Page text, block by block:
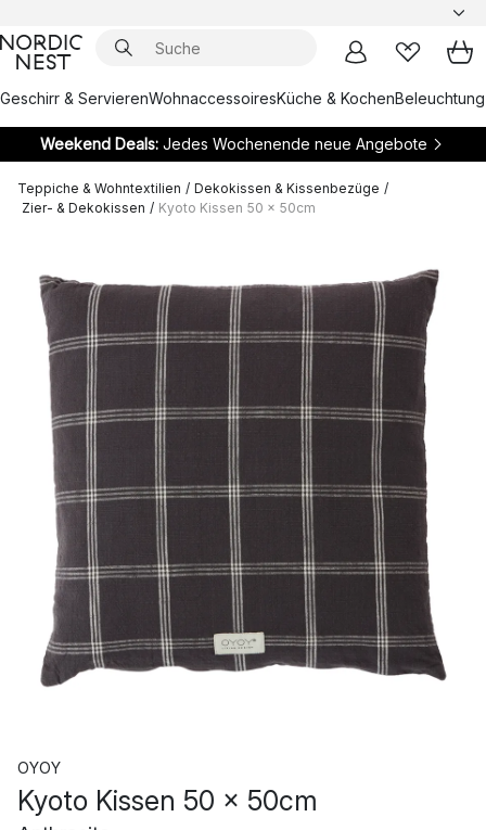
Geschirr & ServierenWohnaccessoiresKüche & KochenBeleuchtung
Weekend Deals:Jedes Wochenende neue Angebote
Teppiche & Wohntextilien / Dekokissen & Kissenbezüge /
Zier- & Dekokissen / Kyoto Kissen 50 x 50cm
OYOY
Kyoto Kissen 50 x 50cm